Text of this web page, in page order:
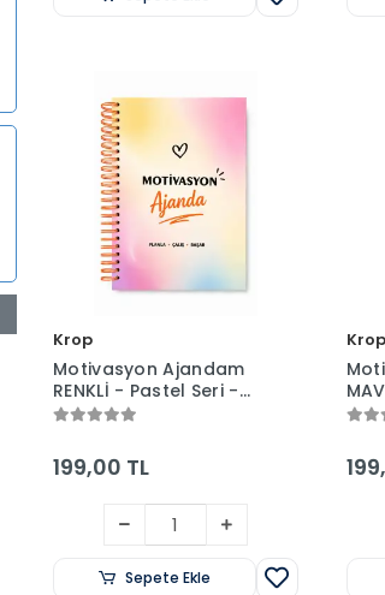
Krop
Motivasyon Ajandam
RENKLİ - Pastel Seri -
Stickerlı - Tarihsiz -
199,00 TL
Sepete Ekle
Krop